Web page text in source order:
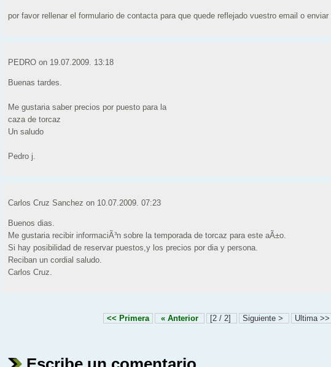
por favor rellenar el formulario de contacta para que quede reflejado vuestro email o
PEDRO on 19.07.2009. 13:18
Buenas tardes.
Me gustaria saber precios por puesto para la
caza de torcaz
Un saludo
Pedro j.
Carlos Cruz Sanchez on 10.07.2009. 07:23
Buenos dias.
Me gustaria recibir informaciÃ³n sobre la temporada de torcaz para este aÃ±o.
Si hay posibilidad de reservar puestos,y los precios por dia y persona.
Reciban un cordial saludo.
Carlos Cruz.
<< Primera « Anterior [2 / 2] Siguiente > Ultima >>